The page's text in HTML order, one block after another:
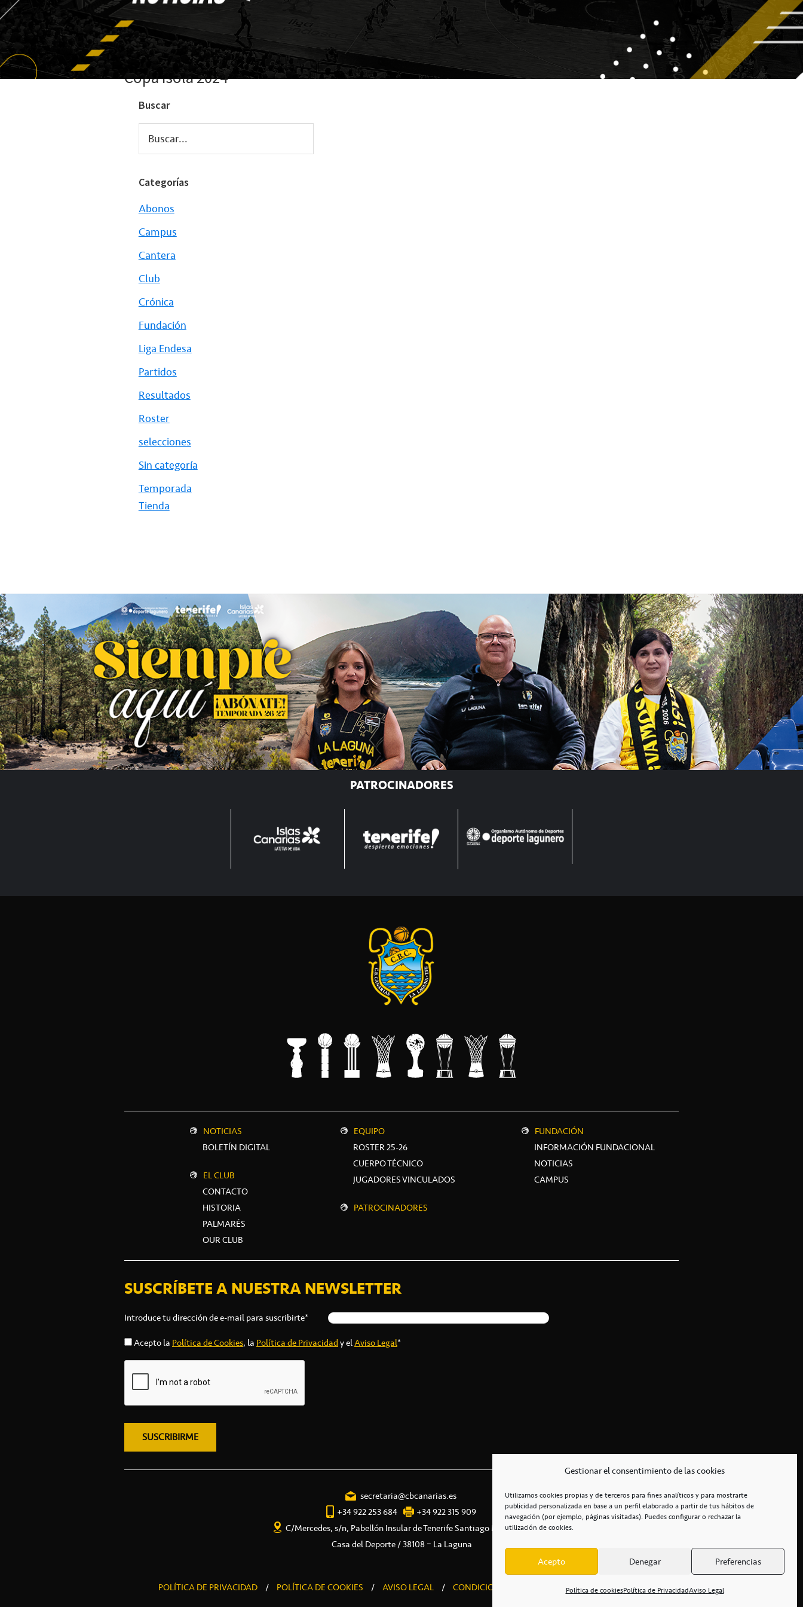
Gestionar el consentimiento de las cookies
Utilizamos cookies propias y de terceros para fines analíticos y para mostrarte
publicidad personalizada en base a un perfil elaborado a partir de tus hábitos de
navegación (por ejemplo, páginas visitadas). Puedes configurar o rechazar la
utilización de cookies.
Acepto Denegar Preferencias
Política de cookiesPolítica de PrivacidadAviso Legal
Copa Isola 2024
Buscar
Buscar...
Categorías
Abonos
Campus
Cantera
Club
Crónica
Fundación
Liga Endesa
Partidos
Resultados
Roster
selecciones
Sin categoría
Temporada
Tienda
PATROCINADORES
NOTICIAS
BOLETÍN DIGITAL
EL CLUB
CONTACTO
HISTORIA
PALMARÉS
OUR CLUB
EQUIPO
ROSTER 25-26
CUERPO TÉCNICO
JUGADORES VINCULADOS
PATROCINADORES
FUNDACIÓN
INFORMACIÓN FUNDACIONAL
NOTICIAS
CAMPUS
SUSCRÍBETE A NUESTRA NEWSLETTER
Introduce tu dirección de e-mail para suscribirte*
Acepto la Política de Cookies, la Política de Privacidady elAviso Legal*
secretaria@cbcanarias.es
+34 922 253 684
+34 922 315 909
C/Mercedes, s/n, Pabellón Insular de Tenerife Santiago Martín
Casa del Deporte / 38108 – La Laguna
POLÍTICA DE PRIVACIDAD / POLÍTICA DE COOKIES / AVISO LEGAL / CONDICIONES COMERCIALES / ACCESIBILIDAD